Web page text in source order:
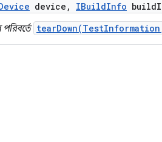
device , IBuildInfo build
পরিবর্তে